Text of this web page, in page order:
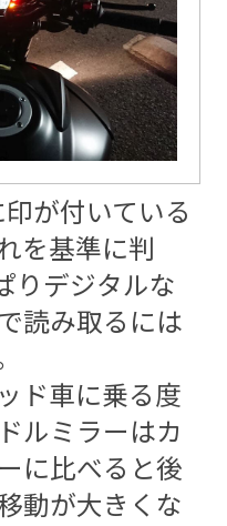
が付いている
を基準に判
りデジタルな
読み取るには
ド車に乗る度
ルミラーはカ
に比べると後
動が大きくな